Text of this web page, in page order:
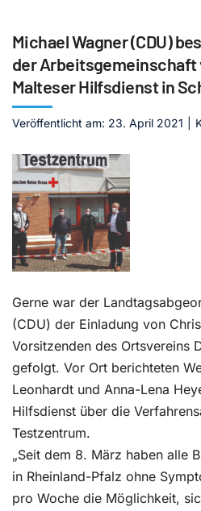
Jetzt abonnieren
Kontakt
Michael Wagner (CDU)
der Arbeitsgemeinschaft
Malteser Hilfsdienst in
Veröffentlicht am: 23. April 2021
Gerne war der
(CDU) der Einladung von
Vorsitzenden des Ortsvereins
gefolgt. Vor Ort berichteten
Leonhardt und Anna-Lena
Hilfsdienst über die
Testzentrum.
„Seit dem 8. März haben alle
in Rheinland-Pfalz ohne
pro Woche die Möglichkeit,